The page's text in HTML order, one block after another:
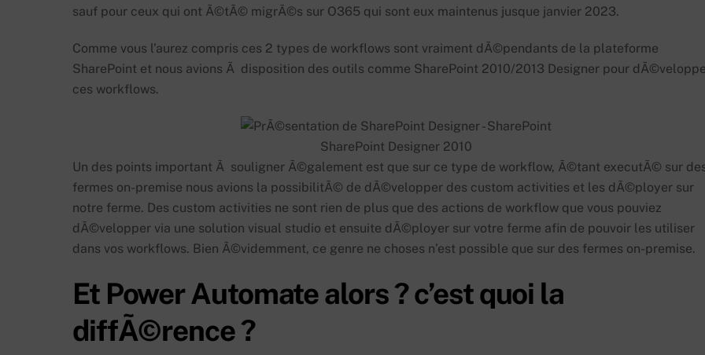
sauf pour ceux qui ont Ã©tÃ© migrÃ©s sur O365 qui sont eux maintenus jusque janvier 2023.
Comme vous l’aurez compris ces 2 types de workflows sont vraiment dÃ©pendants de la plateforme
SharePoint et nous avions Ã disposition des outils comme SharePoint 2010/2013 Designer pour
ces workflows.
SharePoint Designer 2010
Un des points important Ã souligner Ã©galement est que sur ce type de workflow, Ã©tant executÃ© sur
fermes on-premise nous avions la possibilitÃ© de dÃ©velopper des custom activities et les dÃ©ployer sur
notre ferme. Des custom activities ne sont rien de plus que des actions de workflow que vous pouviez
dÃ©velopper via une solution visual studio et ensuite dÃ©ployer sur votre ferme afin de pouvoir les utiliser
dans vos workflows. Bien Ã©videmment, ce genre ne choses n’est possible que sur des fermes on-premise.
Et Power Automate alors ? c’est quoi la
diffÃ©rence ?